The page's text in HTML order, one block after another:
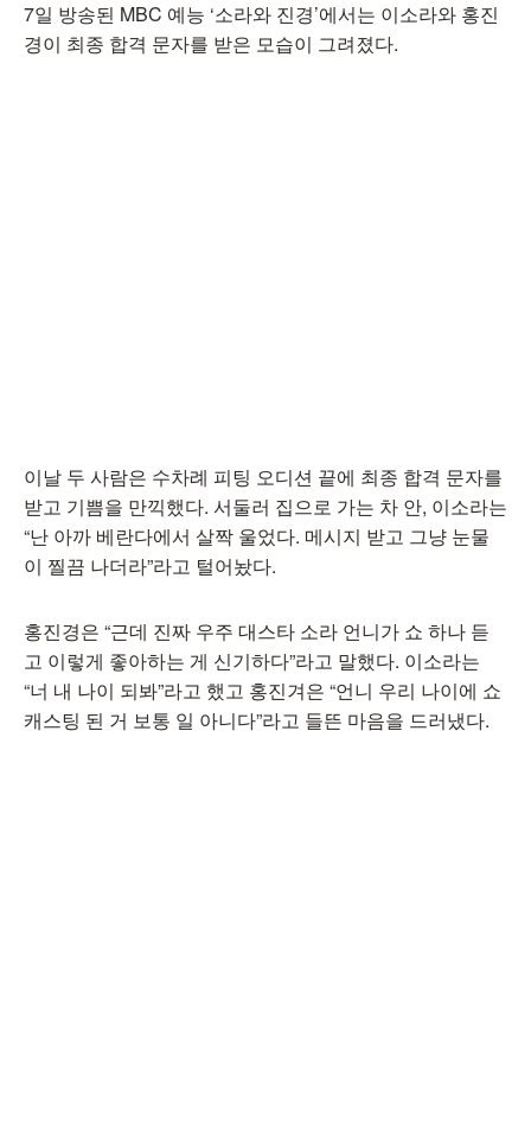
7일 방송된 MBC 예능 ‘소라와 진경’에서는 이소라와 홍진
경이 최종 합격 문자를 받은 모습이 그려졌다.
이날 두 사람은 수차례 피팅 오디션 끝에 최종 합격 문자를
받고 기쁨을 만끽했다. 서둘러 집으로 가는 차 안, 이소라는
“난 아까 베란다에서 살짝 울었다. 메시지 받고 그냥 눈물
이 찔끔 나더라”라고 털어놨다.
홍진경은 “근데 진짜 우주 대스타 소라 언니가 쇼 하나 듣
고 이렇게 좋아하는 게 신기하다”라고 말했다. 이소라는
“너 내 나이 되봐”라고 했고 홍진겨은 “언니 우리 나이에 쇼
캐스팅 된 거 보통 일 아니다”라고 들뜬 마음을 드러냈다.